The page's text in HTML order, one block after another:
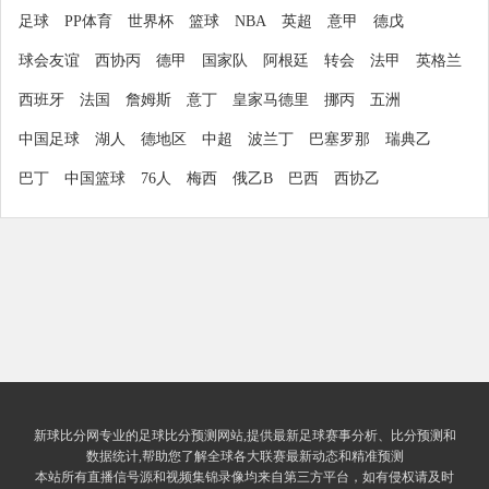
足球 PP体育 世界杯 篮球 NBA 英超 意甲 德戊
球会友谊 西协丙 德甲 国家队 阿根廷 转会 法甲 英格兰
西班牙 法国 詹姆斯 意丁 皇家马德里 挪丙 五洲
中国足球 湖人 德地区 中超 波兰丁 巴塞罗那 瑞典乙
巴丁 中国篮球 76人 梅西 俄乙B 巴西 西协乙
新球比分网专业的足球比分预测网站,提供最新足球赛事分析、比分预测和
数据统计,帮助您了解全球各大联赛最新动态和精准预测
本站所有直播信号源和视频集锦录像均来自第三方平台，如有侵权请及时